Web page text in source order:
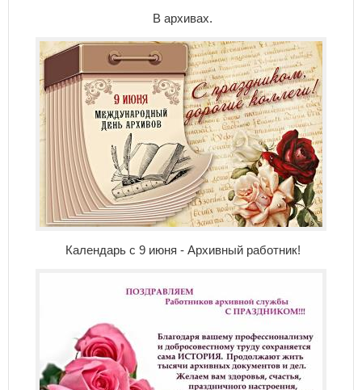
В архивах.
Календарь с 9 июня - Архивный работник!